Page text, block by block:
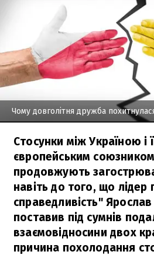
Чому довголітня дружба
Стосунки між Україною і
європейським
продовжують
навіть до того, що лідер
справедливість"
поставив під сумнів
взаємовідносини двох
причина похолодання